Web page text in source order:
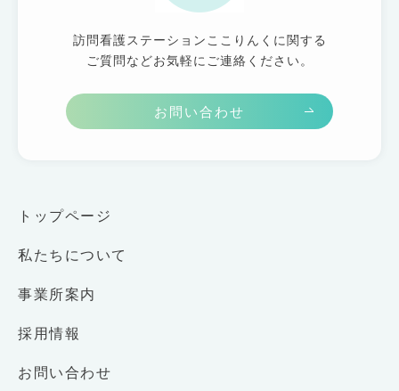
訪問看護ステーションここりんくに関する
ご質問などお気軽にご連絡ください。
お問い合わせ
トップページ
私たちについて
事業所案内
採用情報
お問い合わせ